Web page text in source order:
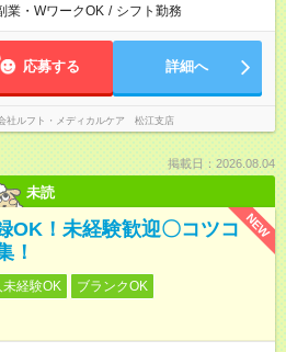
業・WワークOK / シフト勤務
応募する 詳細へ
社ルフト・メディカルケア 松江支店
掲載日：2026.08.04
未読
NEW
OK！未経験歓迎〇コツコ
！
未経験OK
ブランクOK